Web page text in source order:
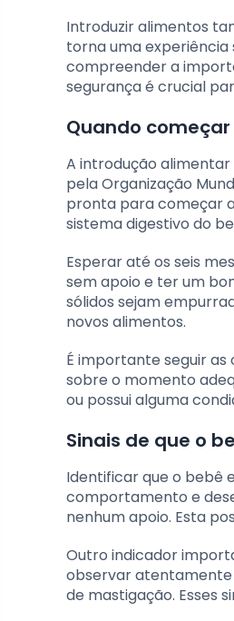
Introduzir alimentos
torna uma experiência
compreender a
segurança é crucial
Quando
A introdução
pela Organização
pronta para começar
sistema digestivo do
Esperar até os seis
sem apoio e ter um
sólidos sejam
novos alimentos.
É importante seguir
sobre o momento
ou possui alguma
Sinais de que o
Identificar que o bebê
comportamento e
nenhum apoio. Esta
Outro indicador
observar atentamente
de mastigação. Esses